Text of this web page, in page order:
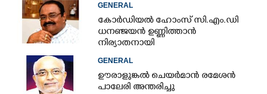
GENERAL
കോർഡിയൽ ഹോംസ് സി.എം.ഡി
ധനഞ്ജയൻ ഉണ്ണിത്താൻ
നിര്യാതനായി
GENERAL
ഊരാളുങ്കൽ ചെയർമാൻ രമേശൻ
പാലേരി അന്തരിച്ചു